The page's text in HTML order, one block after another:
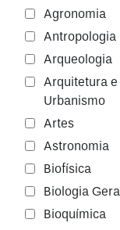
Agronomia
Antropologia
Arqueologia
Arquitetura e
Urbanismo
Artes
Astronomia
Biofísica
Biologia Geral
Bioquímica